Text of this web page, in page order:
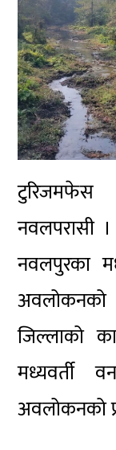
टुरिजमफेस
नवलपरासी
नवलपुरका
जिल्लाको
मध्यवर्ती
अवलोकनको